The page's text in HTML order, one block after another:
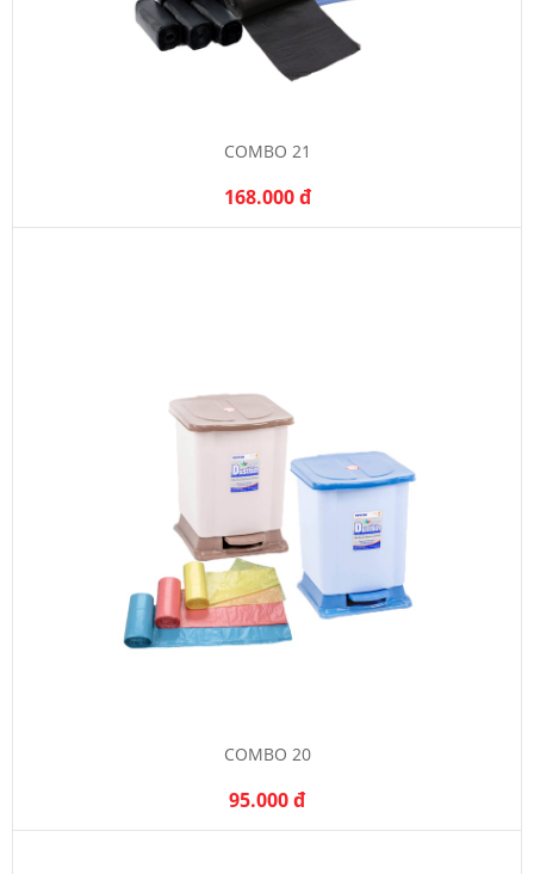
COMBO 21
168.000 đ
COMBO 20
95.000 đ